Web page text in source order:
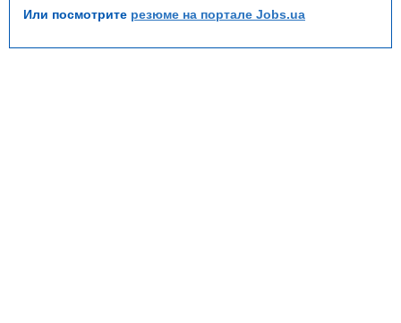
Или посмотрите резюме на портале Jobs.ua